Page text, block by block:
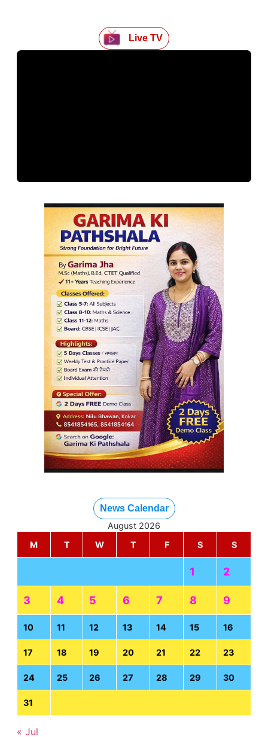
Live TV
News Calendar
August 2026
M
T W T F S S
1 2
3 4 5 6 7 8 9
10 11 12 13 14 15 16
17 18 19 20 21 22 23
24 25 26 27 28 29 30
31
« Jul